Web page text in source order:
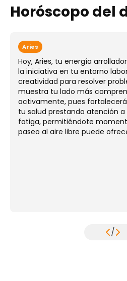
Horóscopo del
Aries
Hoy, Aries, tu energía
la iniciativa en tu entorno
creatividad para resolver
muestra tu lado más
activamente, pues
tu salud prestando atención a
fatiga, permitiéndote
paseo al aire libre puede
/